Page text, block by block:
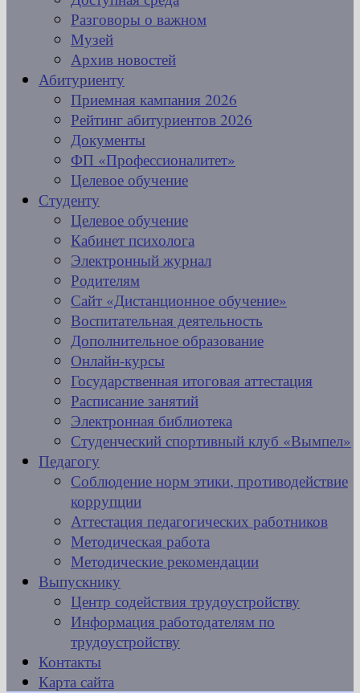
Разговоры о важном
Музей
Архив новостей
Абитуриенту
Приемная кампания 2026
Рейтинг абитуриентов 2026
Документы
ФП «Профессионалитет»
Целевое обучение
Студенту
Целевое обучение
Кабинет психолога
Электронный журнал
Родителям
Сайт «Дистанционное обучение»
Воспитательная деятельность
Дополнительное образование
Онлайн-курсы
Государственная итоговая аттестация
Расписание занятий
Электронная библиотека
Студенческий спортивный клуб «Вымпел»
Педагогу
Соблюдение норм этики, противодействие
коррупции
Аттестация педагогических работников
Методическая работа
Методические рекомендации
Выпускнику
Центр содействия трудоустройству
Информация работодателям по
трудоустройству
Контакты
Карта сайта